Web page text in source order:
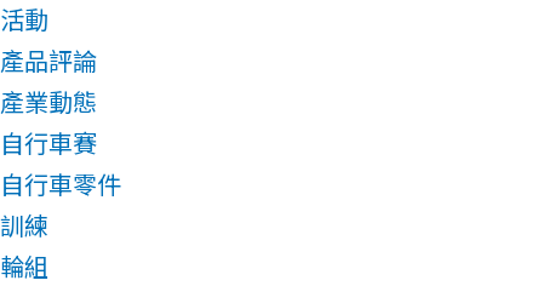
活動
產品評論
產業動態
自行車賽
自行車零件
訓練
輪組